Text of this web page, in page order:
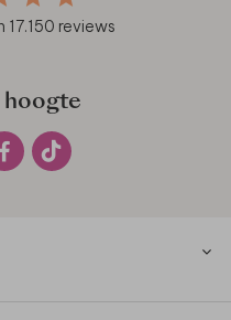
17.150 reviews
hoogte